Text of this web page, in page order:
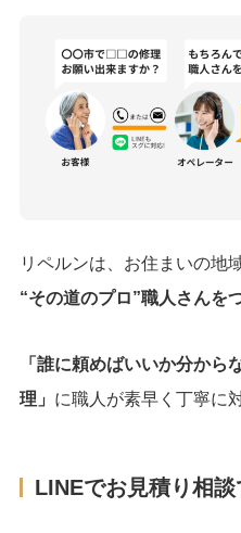
リペルンは、お住まいの地
“その道のプロ”職人さんを
「誰に頼めばいいか分から
理」 に職人が素早く丁寧に
LINEでお見積り相談